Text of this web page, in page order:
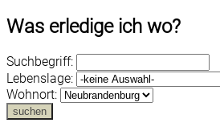
Was erledige ich wo?
Suchbegriff:
Lebenslage:
Wohnort:
suchen